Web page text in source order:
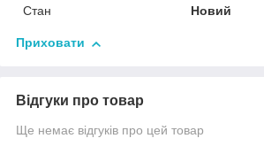
Стан
Новий
Приховати
Відгуки про товар
Ще немає відгуків про цей товар